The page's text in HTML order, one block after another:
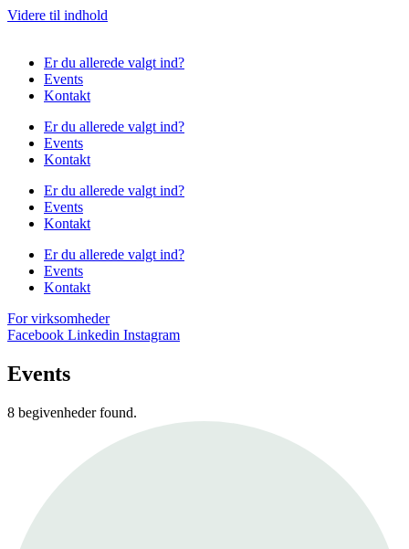
Videre til indhold
Er du allerede valgt ind?
Events
Kontakt
Er du allerede valgt ind?
Events
Kontakt
Er du allerede valgt ind?
Events
Kontakt
Er du allerede valgt ind?
Events
Kontakt
For virksomheder
Facebook Linkedin Instagram
Events
8 begivenheder found.